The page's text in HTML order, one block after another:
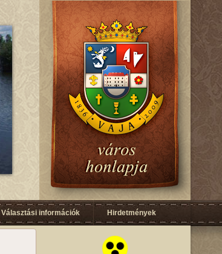
Választási információk Hirdetmények